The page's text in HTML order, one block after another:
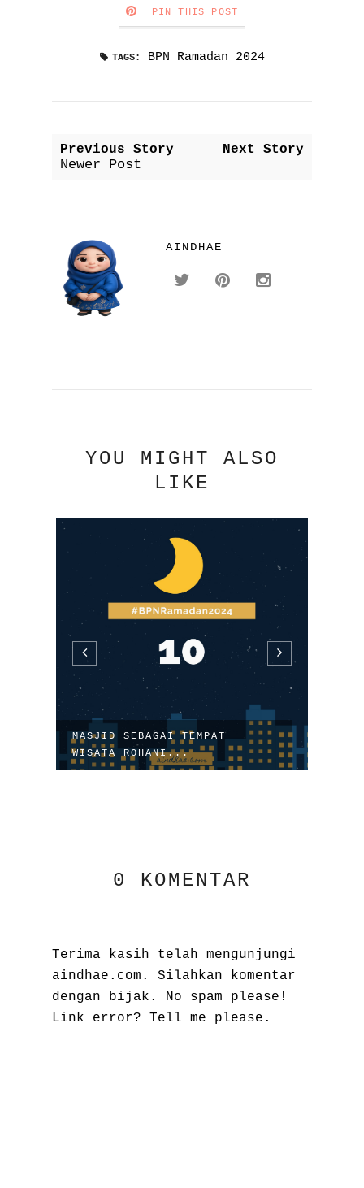
PIN THIS POST
TAGS: BPN Ramadan 2024
Previous Story
Newer Post
Next Story
AINDHAE
YOU MIGHT ALSO
LIKE
MASJID SEBAGAI TEMPAT
WISATA ROHANI...
0 KOMENTAR
Terima kasih telah mengunjungi
aindhae.com. Silahkan komentar
dengan bijak. No spam please!
Link error? Tell me please.